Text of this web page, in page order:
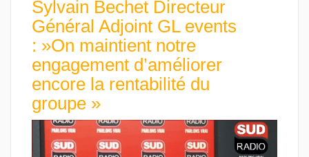
Sylvain Bechet Directeur
Général Adjoint GL events
: »On maintient notre
engagement d’améliorer
encore la rentabilité du
groupe »